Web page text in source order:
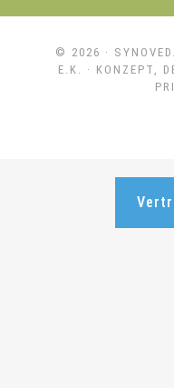
© 2026 ·
E.K.
· KONZEPT,